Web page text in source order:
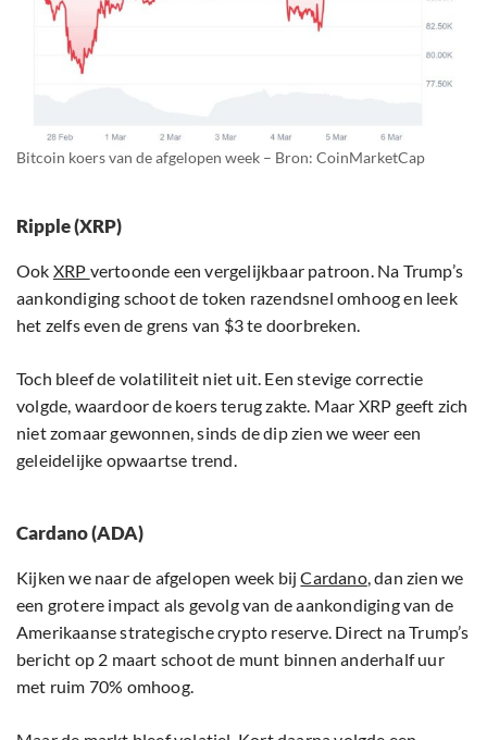
Bitcoin koers van de afgelopen week – Bron: CoinMarketCap
Ripple (XRP)
Ook XRP vertoonde een vergelijkbaar patroon. Na Trump’s
aankondiging schoot de token razendsnel omhoog en leek
het zelfs even de grens van $3 te doorbreken.
Toch bleef de volatiliteit niet uit. Een stevige correctie
volgde, waardoor de koers terug zakte. Maar XRP geeft zich
niet zomaar gewonnen, sinds de dip zien we weer een
geleidelijke opwaartse trend.
Cardano (ADA)
Kijken we naar de afgelopen week bijCardano, dan zien we
een grotere impact als gevolg van de aankondiging van de
Amerikaanse strategische crypto reserve. Direct na Trump’s
bericht op 2 maart schoot de munt binnen anderhalf uur
met ruim 70% omhoog.